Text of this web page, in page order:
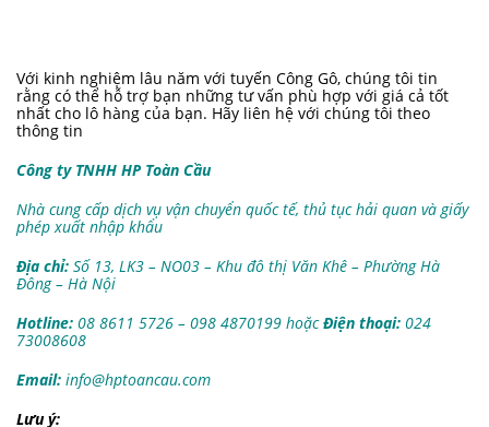
Với kinh nghiệm lâu năm với tuyến Công Gô, chúng tôi tin
rằng có thể hỗ trợ bạn những tư vấn phù hợp với giá cả tốt
nhất cho lô hàng của bạn. Hãy liên hệ với chúng tôi theo
thông tin
Công ty TNHH HP Toàn Cầu
Nhà cung cấp dịch vụ vận chuyển quốc tế, thủ tục hải quan và giấy
phép xuất nhập khẩu
Địa chỉ: Số 13, LK3 – NO03 – Khu đô thị Văn Khê – Phường Hà
Đông – Hà Nội
Hotline: 08 8611 5726 – 098 4870199 hoặcĐiện thoại: 024
73008608
Email: info@hptoancau.com
Lưu ý: